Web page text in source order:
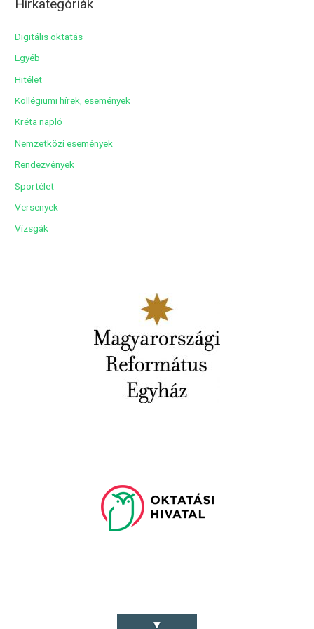
h
m
Hírkategóriák
Digitális oktatás
Egyéb
Hitélet
Kollégiumi hírek, események
Kréta napló
Nemzetközi események
Rendezvények
Sportélet
Versenyek
Vizsgák